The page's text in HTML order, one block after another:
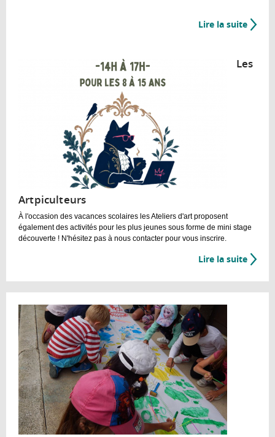
Lire la suite de
Les
Artpiculteurs
À l'occasion des vacances scolaires les Ateliers d'art proposent
également des activités pour les plus jeunes sous forme de mini stage
découverte ! N'hésitez pas à nous contacter pour vous inscrire.
Lire la suite de